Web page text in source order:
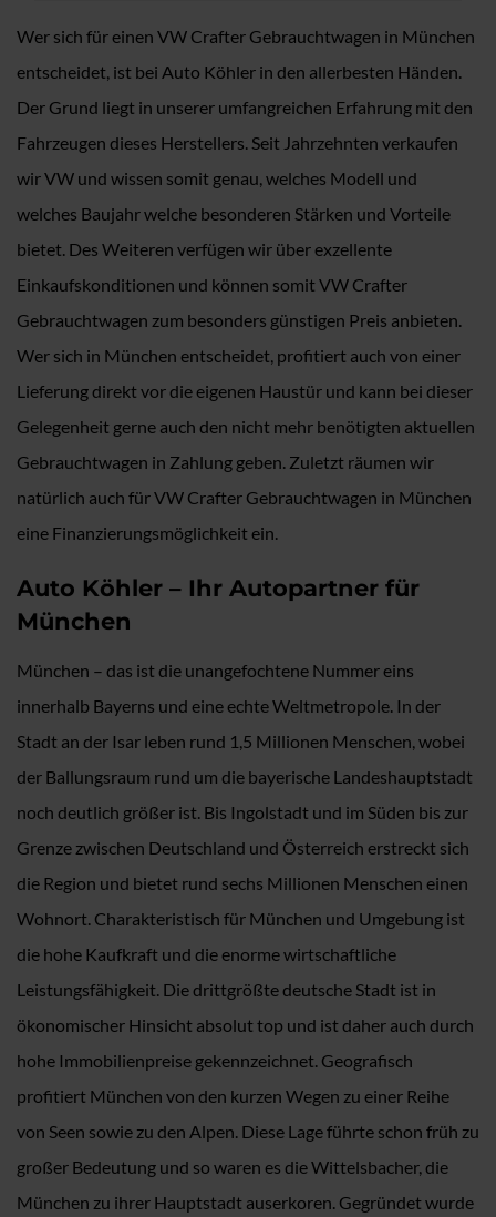
Wer sich für einen VW Crafter Gebrauchtwagen in München
entscheidet, ist bei Auto Köhler in den allerbesten Händen.
Der Grund liegt in unserer umfangreichen Erfahrung mit den
Fahrzeugen dieses Herstellers. Seit Jahrzehnten verkaufen
wir VW und wissen somit genau, welches Modell und
welches Baujahr welche besonderen Stärken und Vorteile
bietet. Des Weiteren verfügen wir über exzellente
Einkaufskonditionen und können somit VW Crafter
Gebrauchtwagen zum besonders günstigen Preis anbieten.
Wer sich in München entscheidet, profitiert auch von einer
Lieferung direkt vor die eigenen Haustür und kann bei dieser
Gelegenheit gerne auch den nicht mehr benötigten aktuellen
Gebrauchtwagen in Zahlung geben. Zuletzt räumen wir
natürlich auch für VW Crafter Gebrauchtwagen in München
eine Finanzierungsmöglichkeit ein.
Auto Köhler – Ihr Autopartner für
München
München – das ist die unangefochtene Nummer eins
innerhalb Bayerns und eine echte Weltmetropole. In der
Stadt an der Isar leben rund 1,5 Millionen Menschen, wobei
der Ballungsraum rund um die bayerische Landeshauptstadt
noch deutlich größer ist. Bis Ingolstadt und im Süden bis zur
Grenze zwischen Deutschland und Österreich erstreckt sich
die Region und bietet rund sechs Millionen Menschen einen
Wohnort. Charakteristisch für München und Umgebung ist
die hohe Kaufkraft und die enorme wirtschaftliche
Leistungsfähigkeit. Die drittgrößte deutsche Stadt ist in
ökonomischer Hinsicht absolut top und ist daher auch durch
hohe Immobilienpreise gekennzeichnet. Geografisch
profitiert München von den kurzen Wegen zu einer Reihe
von Seen sowie zu den Alpen. Diese Lage führte schon früh zu
großer Bedeutung und so waren es die Wittelsbacher, die
München zu ihrer Hauptstadt auserkoren. Gegründet wurde